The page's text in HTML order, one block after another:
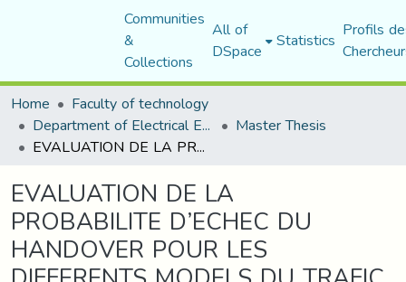
Communities
&
Collections
All of
DSpace Statistics Profils
Home
Faculty of technology
Department of Electrical Engineering Master Thesis
EVALUATION DE LA PROBABILITE D’ECHEC DU HANDOVER POUR LES DIFFERENTS MODELS DU TRAFIC
EVALUATION DE LA
PROBABILITE D’ECHEC DU
HANDOVER POUR LES